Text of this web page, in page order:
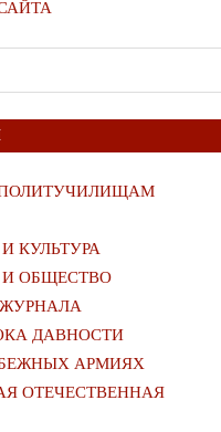
ПОЛИТУЧИЛИЩАМ
КУЛЬТУРА
ОБЩЕСТВО
ДАВНОСТИ
АРМИЯХ
ОТЕЧЕСТВЕННАЯ